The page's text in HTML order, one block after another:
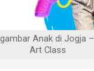
Anak di Jogja
Art Class